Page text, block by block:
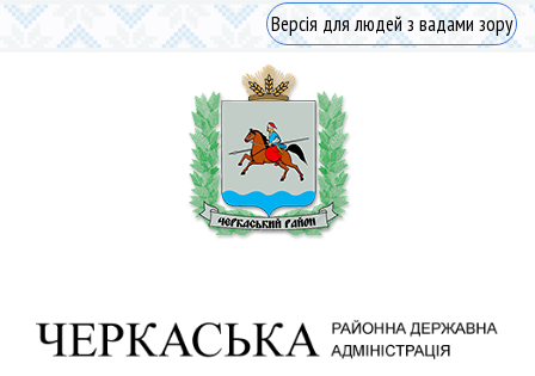
Версія для людей з вадами зору